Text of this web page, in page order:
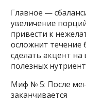
Главное —
увеличение
привести к
осложнит
сделать акцент
полезных
Миф № 5: После
заканчивается